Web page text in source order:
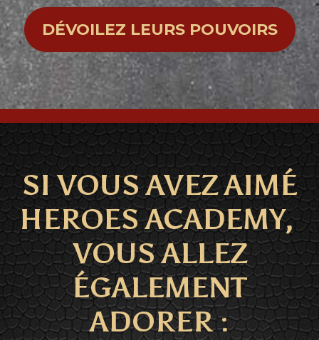
DÉVOILEZ LEURS POUVOIRS
SI VOUS AVEZ AIMÉ
HEROES ACADEMY,
VOUS ALLEZ
ÉGALEMENT
ADORER :